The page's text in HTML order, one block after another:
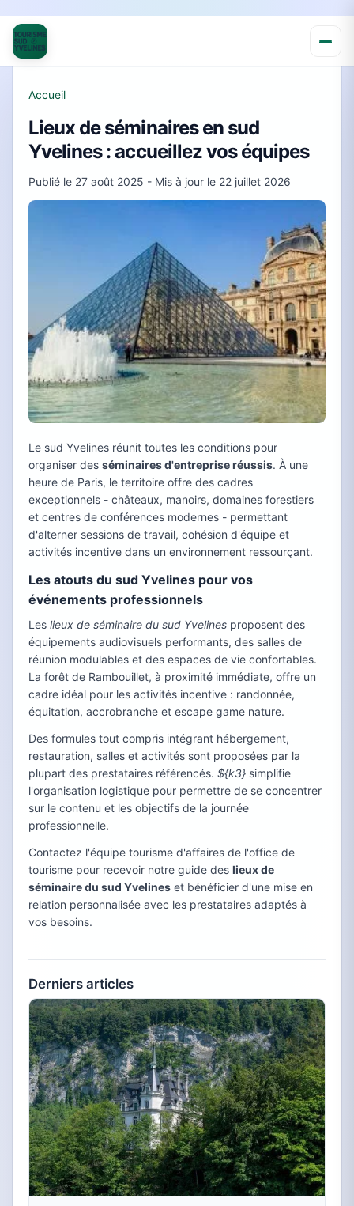
Accueil
Lieux de séminaires en sud
Yvelines : accueillez vos équipes
Publié le 27 août 2025 - Mis à jour le 22 juillet 2026
Le sud Yvelines réunit toutes les conditions pour
organiser des séminaires d'entreprise réussis. À une
heure de Paris, le territoire offre des cadres
exceptionnels - châteaux, manoirs, domaines forestiers
et centres de conférences modernes - permettant
d'alterner sessions de travail, cohésion d'équipe et
activités incentive dans un environnement ressourçant.
Les atouts du sud Yvelines pour vos
événements professionnels
Les lieux de séminaire du sud Yvelines proposent des
équipements audiovisuels performants, des salles de
réunion modulables et des espaces de vie confortables.
La forêt de Rambouillet, à proximité immédiate, offre un
cadre idéal pour les activités incentive : randonnée,
équitation, accrobranche et escape game nature.
Des formules tout compris intégrant hébergement,
restauration, salles et activités sont proposées par la
plupart des prestataires référencés. ${k3} simplifie
l'organisation logistique pour permettre de se concentrer
sur le contenu et les objectifs de la journée
professionnelle.
Contactez l'équipe tourisme d'affaires de l'office de
tourisme pour recevoir notre guide des lieux de
séminaire du sud Yvelines et bénéficier d'une mise en
relation personnalisée avec les prestataires adaptés à
vos besoins.
Derniers articles